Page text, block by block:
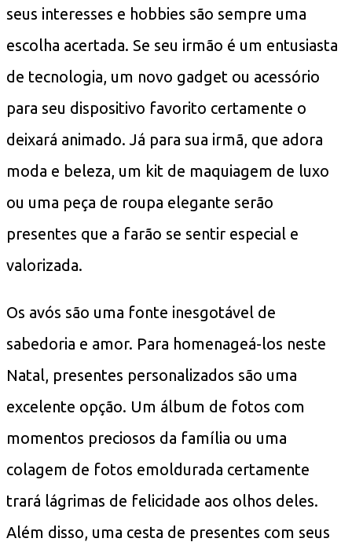
seus interesses e hobbies são sempre uma
escolha acertada. Se seu irmão é um entusiasta
de tecnologia, um novo gadget ou acessório
para seu dispositivo favorito certamente o
deixará animado. Já para sua irmã, que adora
moda e beleza, um kit de maquiagem de luxo
ou uma peça de roupa elegante serão
presentes que a farão se sentir especial e
valorizada.
Os avós são uma fonte inesgotável de
sabedoria e amor. Para homenageá-los neste
Natal, presentes personalizados são uma
excelente opção. Um álbum de fotos com
momentos preciosos da família ou uma
colagem de fotos emoldurada certamente
trará lágrimas de felicidade aos olhos deles.
Além disso, uma cesta de presentes com seus